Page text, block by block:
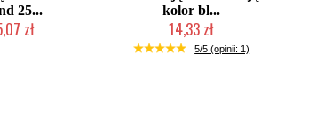
25...
zł
kolor bl...
14,33 zł
Chwilowo niedostępny
5/5 (opinii: 1)